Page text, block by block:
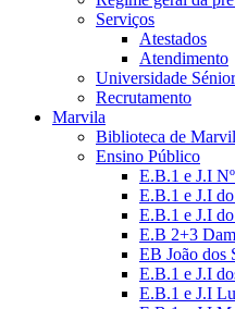
Serviços
Atestados
Atendimento
Universidade
Recrutamento
Marvila
Biblioteca de
Ensino Público
E.B.1 e J.I
E.B.1 e J.I
E.B.1 e J.I
E.B 2+3
EB João dos
E.B.1 e J.I
E.B.1 e J.I